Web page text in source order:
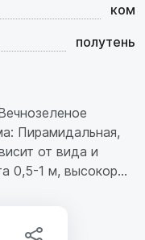
ком
полутень
Пирамидальная,
от вида и
0,5-1 м, высокор...